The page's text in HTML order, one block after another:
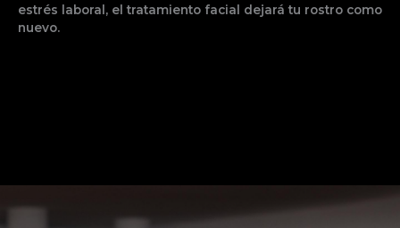
estrés laboral, el tratamiento facial dejará tu rostro como
nuevo.